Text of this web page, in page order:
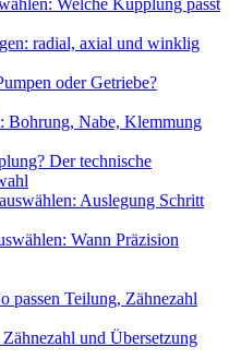
Welche Kupplung passt
radial, axial und winklig
oder Getriebe?
Bohrung, Nabe, Klemmung
Der technische
Auslegung Schritt
Wann Präzision
passen Teilung, Zähnezahl
und Übersetzung